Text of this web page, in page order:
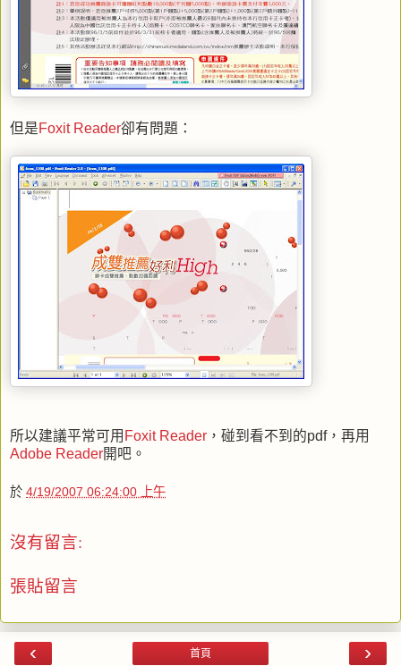
但是Foxit Reader卻有問題：
所以建議平常可用 Foxit Reader ，碰到看不到的pdf，再用
Adobe Reader開吧。
於 4/19/2007 06:24:00 上午
沒有留言:
張貼留言
‹ ›
首頁